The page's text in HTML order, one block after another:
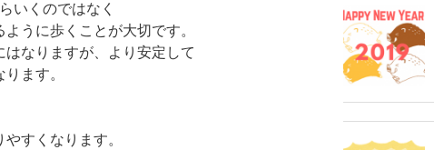
いくのではなく
うに歩くことが大切です。
なりますが、より安定して
ます。
すくなります。